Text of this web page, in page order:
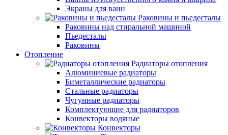
Экраны для ванн
Раковины и пьедесталы
Раковины над стиральной машиной
Пьедесталы
Раковины
Отопление
Радиаторы отопления
Алюминиевые радиаторы
Биметаллические радиаторы
Стальные радиаторы
Чугунные радиаторы
Комплектующие для радиаторов
Конвекторы водяные
Конвекторы